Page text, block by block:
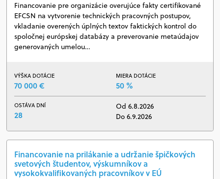
Financovanie pre organizácie overujúce fakty certifikované
EFCSN na vytvorenie technických pracovných postupov,
vkladanie overených úplných textov faktických kontrol do
spoločnej európskej databázy a preverovanie metaúdajov
generovaných umelou…
VÝŠKA DOTÁCIE
70 000 €
MIERA DOTÁCIE
50 %
OSTÁVA DNÍ
28
Od 6.8.2026
Do 6.9.2026
Financovanie na prilákanie a udržanie špičkových
svetových študentov, výskumníkov a
vysokokvalifikovaných pracovníkov v EÚ